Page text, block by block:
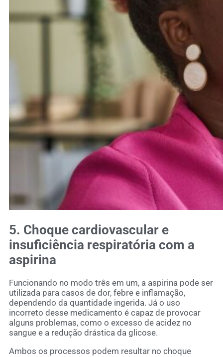
5. Choque cardiovascular e
insuficiência respiratória com a
aspirina
Funcionando no modo três em um, a aspirina pode ser
utilizada para casos de dor, febre e inflamação,
dependendo da quantidade ingerida. Já o uso
incorreto desse medicamento é capaz de provocar
alguns problemas, como o excesso de acidez no
sangue e a redução drástica da glicose.
Ambos os processos podem resultar no choque